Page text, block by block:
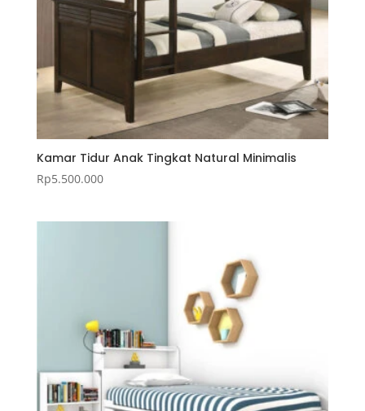
Kamar Tidur Anak Tingkat Natural Minimalis
Rp5.500.000